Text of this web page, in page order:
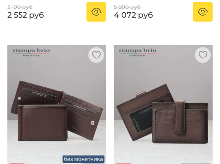
3 190 руб
2 552 руб
5 090 руб
4 072 руб